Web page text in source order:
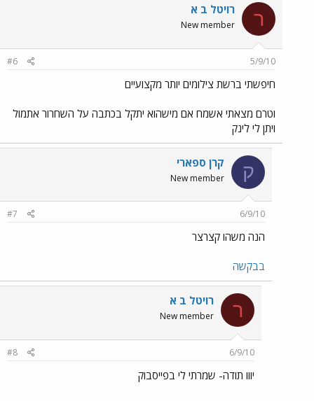
ר רויטל ב א
New member
5/9/10
#6
חיפשתי ברשת צילומים יותר מקצועיים
וטרם מצאתי אשמח אם מישהוא יתקל בכתבה על השחרור אתמול
ויתן לי לינק
ק קרן ספארי
New member
6/9/10
#7
הנה משהו קצרצר
בבקשה
ר רויטל ב א
New member
6/9/10
#8
יווו תודה- שמרתי לי בפייסבוק